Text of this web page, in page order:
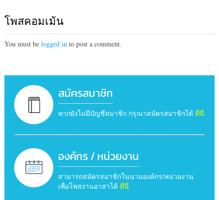
โพสคอมเม้น
You must be logged into post a comment.
สมัครสมาชิก
หากยังไม่มีบัญชีสมาชิก กรุณาสมัครสมาชิกได้ ที่นี่
องค์กร / หน่วยงาน
สามารถสมัครสมาชิกในนามองค์กร/หน่วยงาน
เพื่อโพสงานอาสาได้ ที่นี่